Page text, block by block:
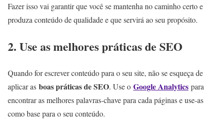
Fazer isso vai garantir que você se mantenha no caminho certo e
produza conteúdo de qualidade e que servirá ao seu propósito.
2. Use as melhores práticas de SEO
Quando for escrever conteúdo para o seu site, não se esqueça de
aplicar as boas práticas de SEO. Use o Google Analytics para
encontrar as melhores palavras-chave para cada páginas e use-as
como base para o seu conteúdo.